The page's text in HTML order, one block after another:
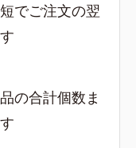
でご注文の翌
の合計個数ま